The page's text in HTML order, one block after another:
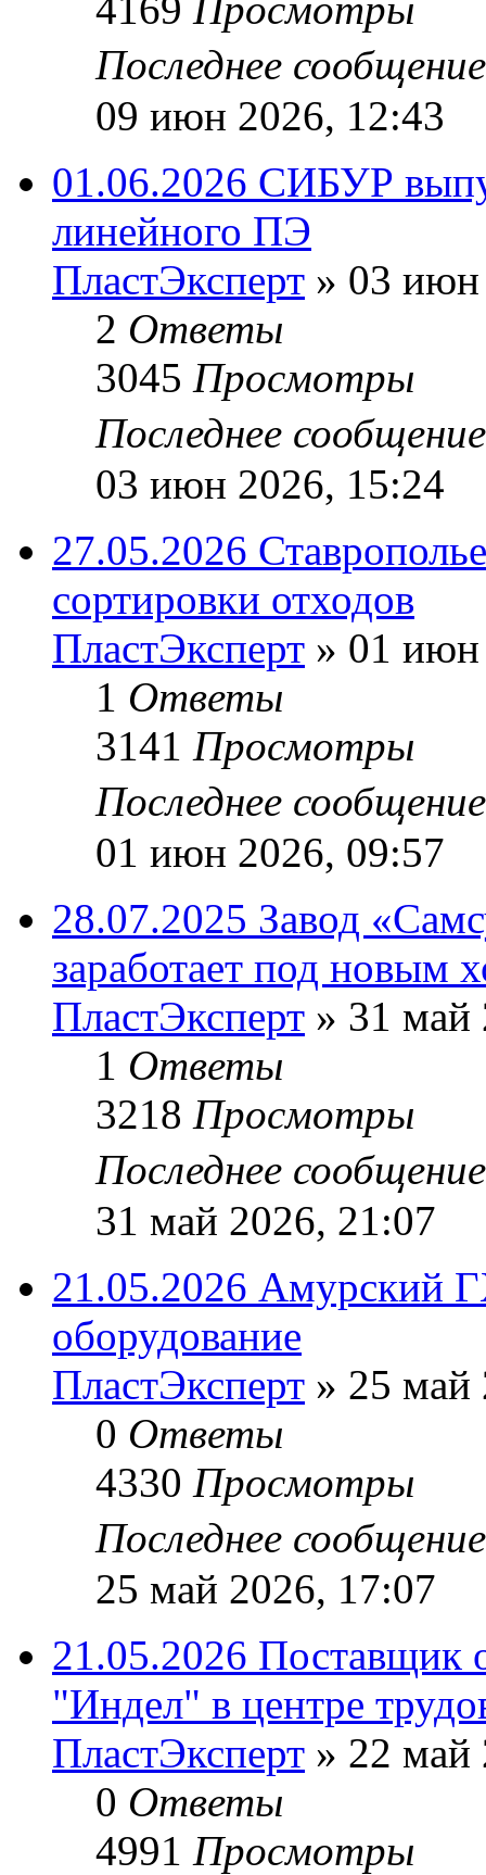
Последнее
09 июн 2026, 12:43
01.06.2026 СИБУР
линейного ПЭ
ПластЭксперт » 03 июн
2 Ответы
3045 Просмотры
Последнее
03 июн 2026, 15:24
27.05.2026
сортировки отходов
ПластЭксперт » 01 июн
1 Ответы
3141 Просмотры
Последнее
01 июн 2026, 09:57
28.07.2025 Завод
заработает под новым
ПластЭксперт » 31 май
1 Ответы
3218 Просмотры
Последнее
31 май 2026, 21:07
21.05.2026 Амурский
оборудование
ПластЭксперт » 25 май
0 Ответы
4330 Просмотры
Последнее
25 май 2026, 17:07
21.05.2026 Поставщик
"Индел" в центре
ПластЭксперт » 22 май
0 Ответы
4991 Просмотры